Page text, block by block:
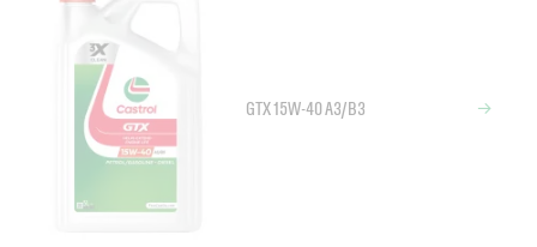
GTX 15W-40 A3/B3